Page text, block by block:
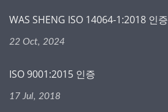
WAS SHENG ISO 14064-1:2018 인
22 Oct, 2024
ISO 9001:2015 인증
17 Jul, 2018